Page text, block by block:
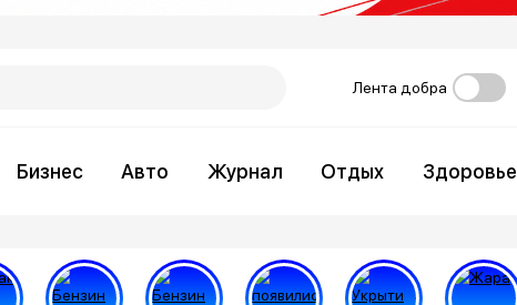
Лента добра
Бизнес Авто Журнал Отдых Здоровье